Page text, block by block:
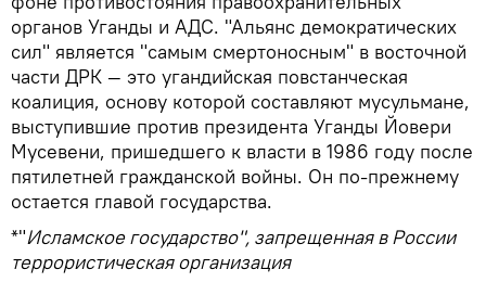
органов Уганды и АДС. "Альянс демократических
сил" является "самым смертоносным" в восточной
части ДРК — это угандийская повстанческая
коалиция, основу которой составляют мусульмане,
выступившие против президента Уганды Йовери
Мусевени, пришедшего к власти в 1986 году после
пятилетней гражданской войны. Он по-прежнему
остается главой государства.
*"Исламское государство", запрещенная в России
террористическая организация